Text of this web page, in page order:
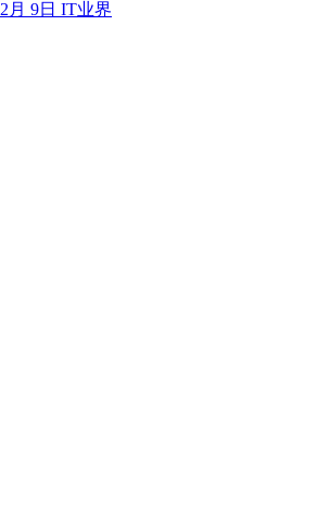
月 9日 IT业界